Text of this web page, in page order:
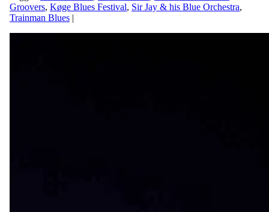
Groovers, Køge Blues Festival, Sir Jay & his Blue Orchestra,
Trainman Blues |